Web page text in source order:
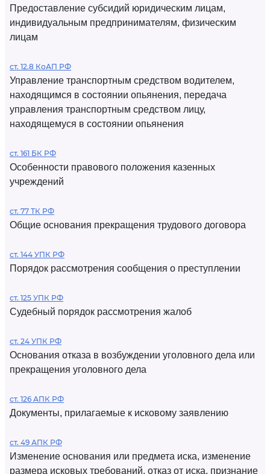
Предоставление субсидий юридическим лицам,
индивидуальным предпринимателям, физическим
лицам
ст. 12.8 КоАП РФ
Управление транспортным средством водителем,
находящимся в состоянии опьянения, передача
управления транспортным средством лицу,
находящемуся в состоянии опьянения
ст. 161 БК РФ
Особенности правового положения казенных
учреждений
ст. 77 ТК РФ
Общие основания прекращения трудового договора
ст. 144 УПК РФ
Порядок рассмотрения сообщения о преступлении
ст. 125 УПК РФ
Судебный порядок рассмотрения жалоб
ст. 24 УПК РФ
Основания отказа в возбуждении уголовного дела или
прекращения уголовного дела
ст. 126 АПК РФ
Документы, прилагаемые к исковому заявлению
ст. 49 АПК РФ
Изменение основания или предмета иска, изменение
размера исковых требований, отказ от иска, признание